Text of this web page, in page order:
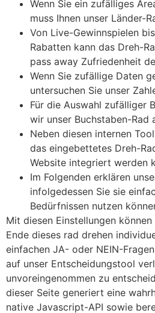
Wenn Sie ein zufälliges
muss Ihnen unser Länder-
Von Live-Gewinnspielen
Rabatten kann das Dreh-
pass away Zufriedenheit
Wenn Sie zufällige Daten
untersuchen Sie unser
Für die Auswahl zufälliger
wir unser Buchstaben-Rad
Neben diesen internen
das eingebettetes Dreh-
Website integriert werden
Im Folgenden erklären
infolgedessen Sie sie
Bedürfnissen nutzen
Mit diesen Einstellungen
Ende dieses rad drehen
einfachen JA- oder NEIN-
auf unser Entscheidungstool
unvoreingenommen zu
dieser Seite generiert eine
native Javascript-API sowie